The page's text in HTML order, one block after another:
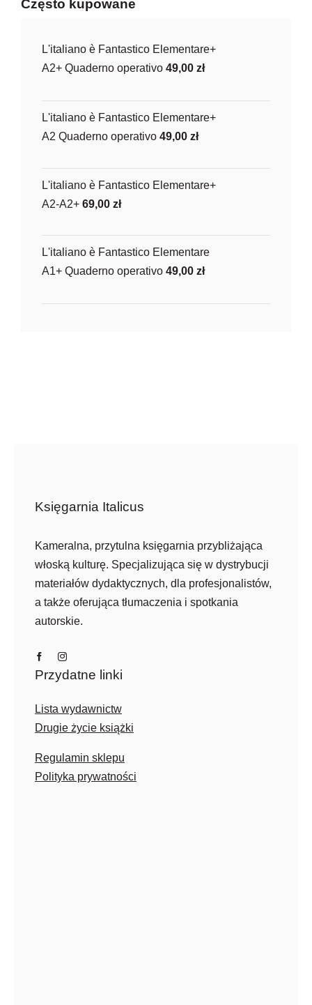
Często kupowane
L'italiano è Fantastico Elementare+
A2+ Quaderno operativo 49,00 zł
L'italiano è Fantastico Elementare+
A2 Quaderno operativo 49,00 zł
L'italiano è Fantastico Elementare+
A2-A2+ 69,00 zł
L'italiano è Fantastico Elementare
A1+ Quaderno operativo 49,00 zł
Księgarnia Italicus
Kameralna, przytulna księgarnia przybliżająca
włoską kulturę. Specjalizująca się w dystrybucji
materiałów dydaktycznych, dla profesjonalistów,
a także oferująca tłumaczenia i spotkania
autorskie.
Przydatne linki
Lista wydawnictw
Drugie życie książki
Regulamin sklepu
Polityka prywatności